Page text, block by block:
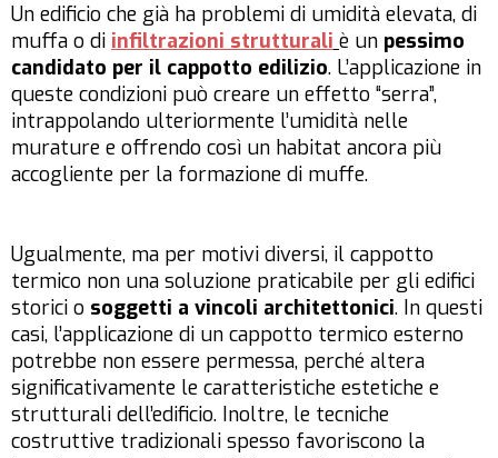
Un edificio che già ha problemi di umidità elevata, di
muffa o di infiltrazioni strutturali è un pessimo
candidato per il cappotto edilizio. L’applicazione in
queste condizioni può creare un effetto “serra”,
intrappolando ulteriormente l’umidità nelle
murature e offrendo così un habitat ancora più
accogliente per la formazione di muffe.
Ugualmente, ma per motivi diversi, il cappotto
termico non una soluzione praticabile per gli edifici
storici o soggetti a vincoli architettonici. In questi
casi, l’applicazione di un cappotto termico esterno
potrebbe non essere permessa, perché altera
significativamente le caratteristiche estetiche e
strutturali dell’edificio. Inoltre, le tecniche
costruttive tradizionali spesso favoriscono la